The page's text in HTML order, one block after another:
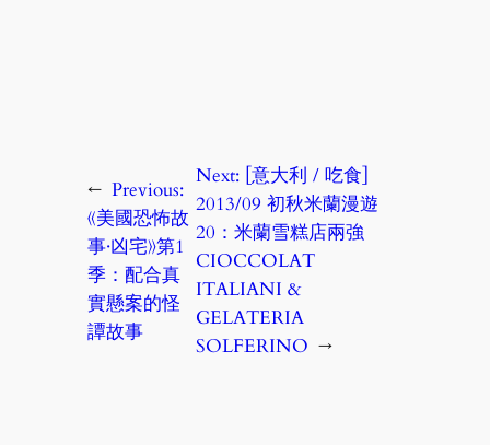
← Previous:
《美國恐怖故
事·凶宅》第1
季：配合真
實懸案的怪
譚故事
Next: [意大利 / 吃食]
2013/09 初秋米蘭漫遊
20：米蘭雪糕店兩強
CIOCCOLAT
ITALIANI &
GELATERIA
SOLFERINO →